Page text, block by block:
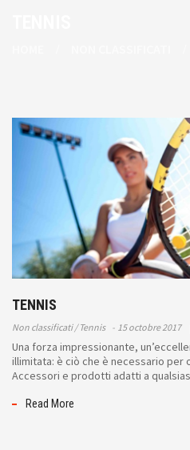
TENNIS
Non classificati Tennis 15 octobre 2017
Una forza impressionante,
illimitata: è ciò che è necessario per
Accessori e prodotti adatti a
Read More